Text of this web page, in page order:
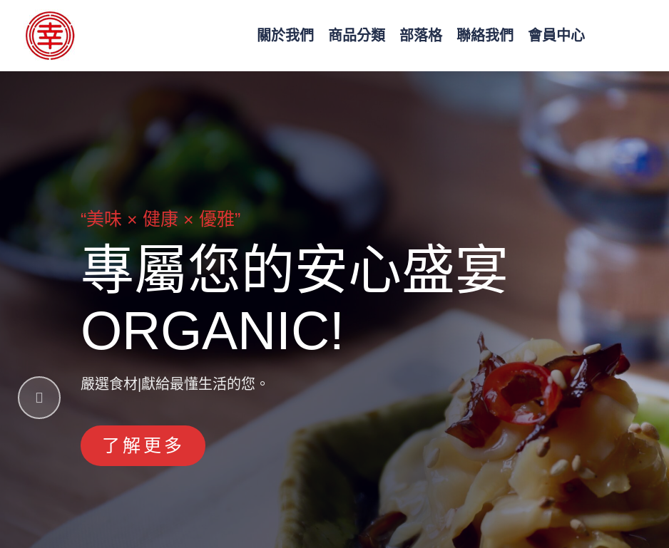
關於我們 商品分類 部落格 聯絡我們 會員中心
“ 美味 × 健康 × 優雅
專屬您的安心盛宴
ORGANIC!
嚴選食材|獻給最懂生活的您。
美味 × 健康 × 優雅”
專屬您的
嚴選食材|獻給最懂生活的您。
了解更多
嚴選